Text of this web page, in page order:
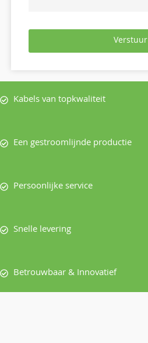
Verstuur
Kabels van topkwaliteit
Een gestroomlijnde productie
Persoonlijke service
Snelle levering
Betrouwbaar & Innovatief